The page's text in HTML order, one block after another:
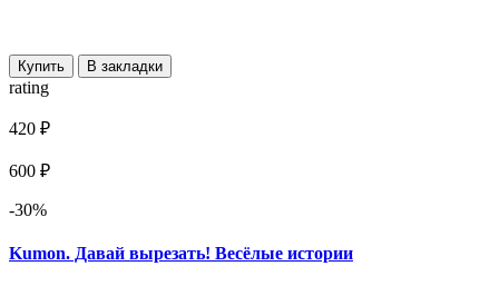
Купить В закладки
rating
420 ₽
600 ₽
-30%
Kumon. Давай вырезать! Весёлые истории